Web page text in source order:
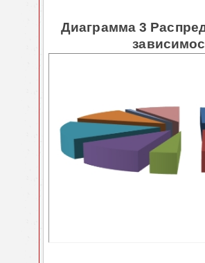
Диаграмма 3